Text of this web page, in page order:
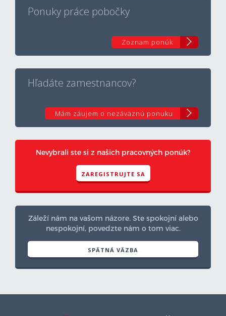
Ponuky práce pobočky
Zoznam ponúk
Hľadáte zamestnancov?
Mám záujem o nezáväznú ponuku
Nevybrali ste si z našich pracovných ponúk?
ZAREGISTRUJTE SA
Záleží nám na vašom názore. Ste spokojní alebo
nespokojní, povedzte nám o tom viac.
SPÄTNÁ VÄZBA